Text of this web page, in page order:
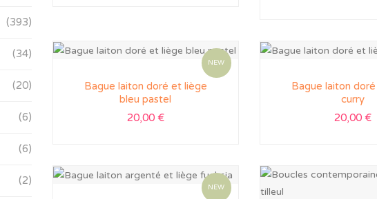
(393)
(34)
(20)
(6)
(6)
(2)
NEW
Bague laiton doré et liège
bleu pastel
20,00 €
Bague laiton
curry
20,00 €
NEW